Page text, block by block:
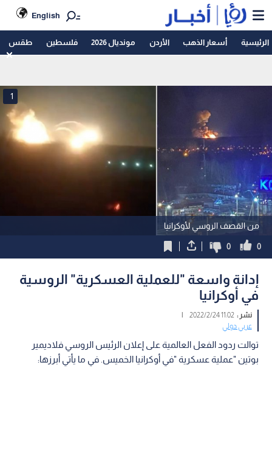
English
الرئيسية أسعار الذهب الأردن مونديال 2026 فلسطين طقس
من القصف الروسي لأوكرانيا
1
0
0
إدانة واسعة "للعملية العسكرية" الروسية
في أوكرانيا
نشر :11:02 2022/2/24
|
عربي دولي
توالت ردود الفعل العالمية على إعلان الرئيس الروسي فلاديمير
بوتين "عملية عسكرية "في أوكرانيا الخميس. في ما يأتي أبرزها: